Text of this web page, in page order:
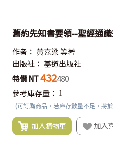
舊約先知書要領--聖經通
作者： 黃嘉梁 等著
出版社： 基道出版社
特價 NT432480
參考庫存量： 1
(可訂購商品，若庫存數量不足，將
加入購物車 加入